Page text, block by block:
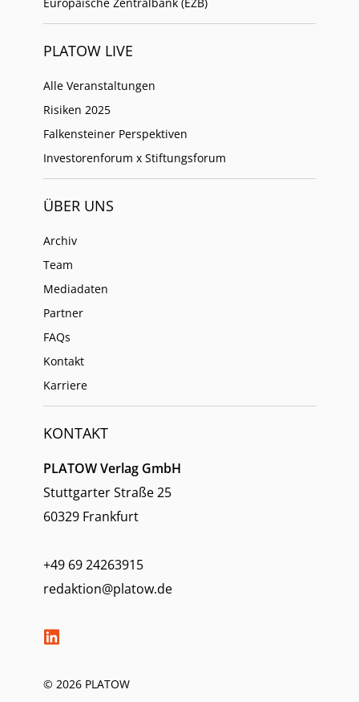
PLATOW LIVE
Alle Veranstaltungen
Risiken 2025
Falkensteiner Perspektiven
Investorenforum x Stiftungsforum
ÜBER UNS
Archiv
Team
Mediadaten
Partner
FAQs
Kontakt
Karriere
KONTAKT
PLATOW Verlag GmbH
Stuttgarter Straße 25
60329 Frankfurt
+49 69 24263915
redaktion@platow.de
© 2026 PLATOW